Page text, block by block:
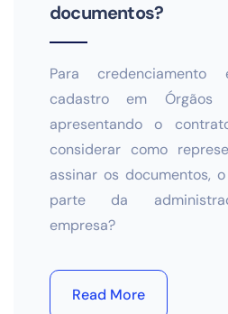
documentos?
Para
cadastro em Órgãos
apresentando o
considerar como
assinar os documentos,
parte da
empresa?
Read More